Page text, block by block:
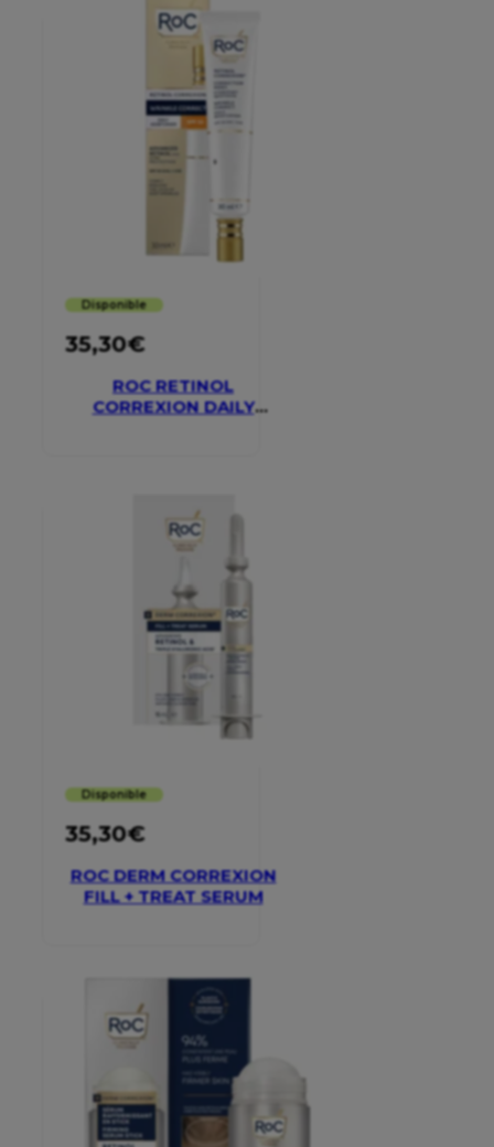
Disponible
35,30€
ROC RETINOL
CORREXION DAILY
Disponible
35,30€
ROC DERM CORREXION
FILL + TREAT SERUM